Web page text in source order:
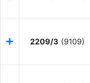
2209/3 (9109)